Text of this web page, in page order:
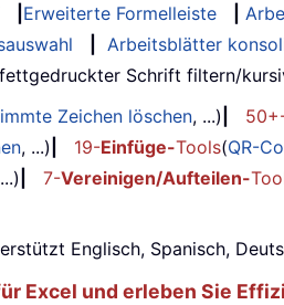
Erweiterte Formelleiste
Arbeitsblätter
Schrift filtern/
Zeichen löschen, ...)
, ...) 19-Einfüge-Tools(QR-
7-Vereinigen/Aufteilen-
Englisch, Spanisch,
Excel und erleben Sie